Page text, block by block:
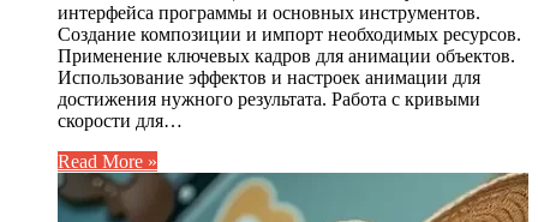
интерфейса программы и основных инструментов.
Создание композиции и импорт необходимых ресурсов.
Применение ключевых кадров для анимации объектов.
Использование эффектов и настроек анимации для
достижения нужного результата. Работа с кривыми
скорости для…
Read More »